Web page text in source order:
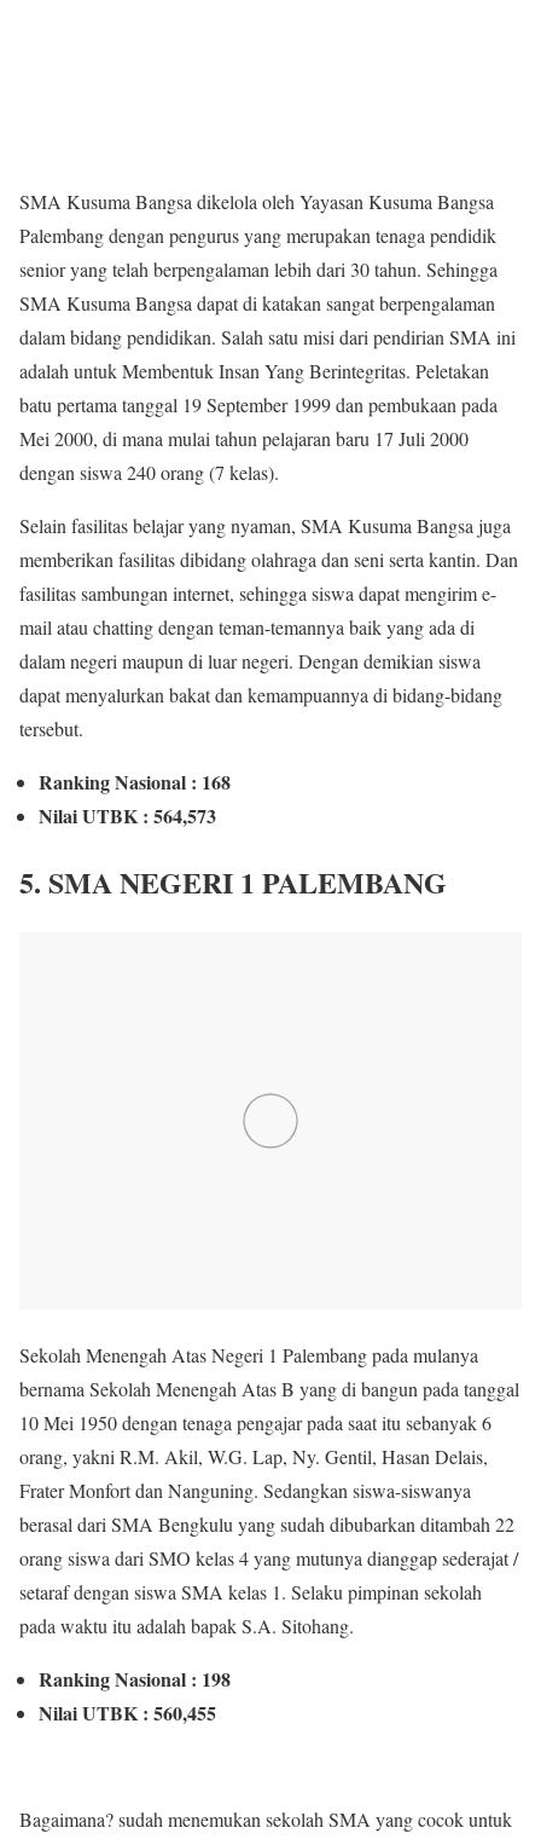
SMA Kusuma Bangsa dikelola oleh Yayasan Kusuma Bangsa
Palembang dengan pengurus yang merupakan tenaga pendidik
senior yang telah berpengalaman lebih dari 30 tahun. Sehingga
SMA Kusuma Bangsa dapat di katakan sangat berpengalaman
dalam bidang pendidikan. Salah satu misi dari pendirian SMA ini
adalah untuk Membentuk Insan Yang Berintegritas. Peletakan
batu pertama tanggal 19 September 1999 dan pembukaan pada
Mei 2000, di mana mulai tahun pelajaran baru 17 Juli 2000
dengan siswa 240 orang (7 kelas).
Selain fasilitas belajar yang nyaman, SMA Kusuma Bangsa juga
memberikan fasilitas dibidang olahraga dan seni serta kantin. Dan
fasilitas sambungan internet, sehingga siswa dapat mengirim e-
mail atau chatting dengan teman-temannya baik yang ada di
dalam negeri maupun di luar negeri. Dengan demikian siswa
dapat menyalurkan bakat dan kemampuannya di bidang-bidang
tersebut.
Ranking Nasional : 168
Nilai UTBK : 564,573
5. SMA NEGERI 1 PALEMBANG
Sekolah Menengah Atas Negeri 1 Palembang pada mulanya
bernama Sekolah Menengah Atas B yang di bangun pada tanggal
10 Mei 1950 dengan tenaga pengajar pada saat itu sebanyak 6
orang, yakni R.M. Akil, W.G. Lap, Ny. Gentil, Hasan Delais,
Frater Monfort dan Nanguning. Sedangkan siswa-siswanya
berasal dari SMA Bengkulu yang sudah dibubarkan ditambah 22
orang siswa dari SMO kelas 4 yang mutunya dianggap sederajat /
setaraf dengan siswa SMA kelas 1. Selaku pimpinan sekolah
pada waktu itu adalah bapak S.A. Sitohang.
Ranking Nasional : 198
Nilai UTBK : 560,455
Bagaimana? sudah menemukan sekolah SMA yang cocok untuk